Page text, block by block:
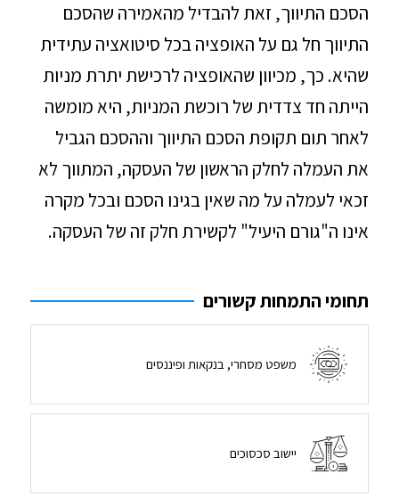
הסכם התיווך, זאת להבדיל מהאמירה שהסכם
התיווך חל גם על האופציה בכל סיטואציה עתידית
שהיא. כך, מכיוון שהאופציה לרכישת יתרת מניות
הייתה חד צדדית של רוכשת המניות, היא מומשה
לאחר תום תקופת הסכם התיווך וההסכם הגביל
את העמלה לחלק הראשון של העסקה, המתווך לא
זכאי לעמלה על מה שאין בגינו הסכם ובכל מקרה
אינו ה"גורם היעיל" לקשירת חלק זה של העסקה.
תחומי התמחות קשורים
משפט מסחרי, בנקאות ופיננסים
יישוב סכסוכים